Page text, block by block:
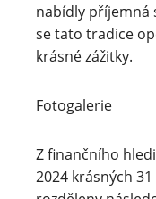
nabídly příjemná
se tato tradice
krásné zážitky.
Fotogalerie
Z finančního
2024 krásných